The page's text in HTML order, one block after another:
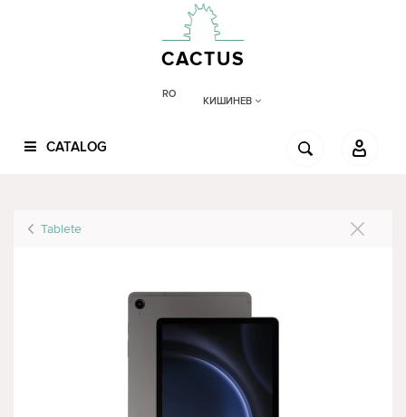
CACTUS
RO
КИШИНЕВ
CATALOG
Tablete